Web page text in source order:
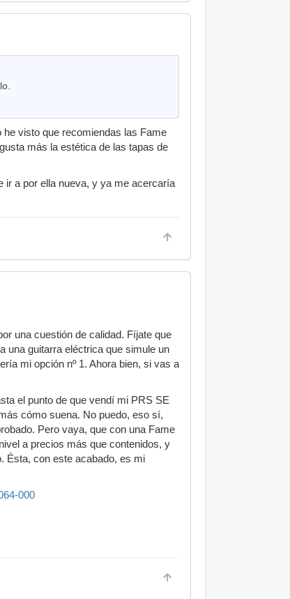
visto que recomiendas las Fame
más la estética de las tapas de
ir a por ella nueva, y ya me acercaría
una cuestión de calidad. Fíjate que
una guitarra eléctrica que simule un
mi opción nº 1. Ahora bien, si vas a
el punto de que vendí mi PRS SE
cómo suena. No puedo, eso sí,
Pero vaya, que con una Fame
a precios más que contenidos, y
Ésta, con este acabado, es mi
000